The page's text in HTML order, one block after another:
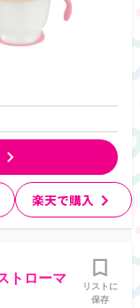
楽天で購入
トローマ
リストに
保存